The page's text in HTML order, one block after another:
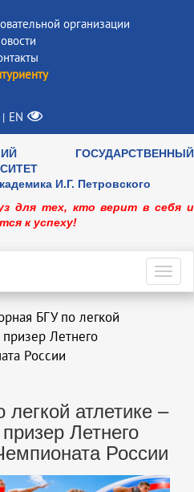
организации
| EN
ГОСУДАРСТВЕННЫЙ
И.Г. Петровского
для тех, кто верит в себя и
к успеху!
БГУ по легкой
Летнего
России
атлетике –
Летнего
России